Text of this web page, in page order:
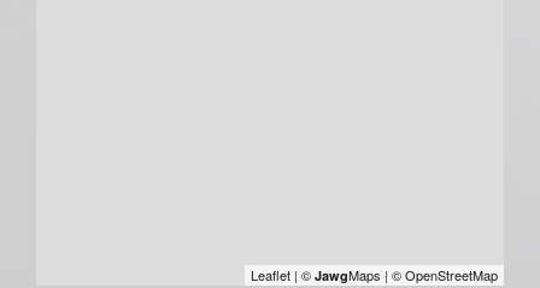
Leaflet | © JawgMaps | © OpenStreetMap